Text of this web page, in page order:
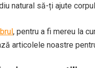
natural să-ți ajute
, pentru a fi mereu la
articolele noastre